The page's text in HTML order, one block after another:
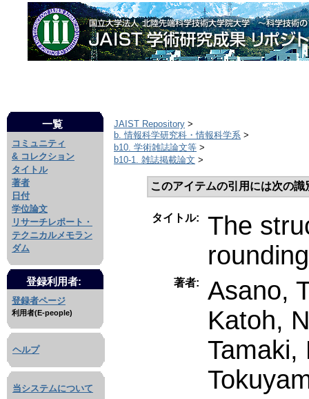
一覧
コミュニティ
& コレクション
タイトル
著者
日付
学位論文
リサーチレポート・
テクニカルメモラン
ダム
登録利用者:
登録者ページ
利用者(E-people)
ヘルプ
当システムについて
JAIST Repository >
b. 情報科学研究科・情報科学系 >
b10. 学術雑誌論文等 >
b10-1. 雑誌掲載論文 >
このアイテムの引用には次の
タイトル:
The
著者:
Asano,
Katoh,
Tamaki,